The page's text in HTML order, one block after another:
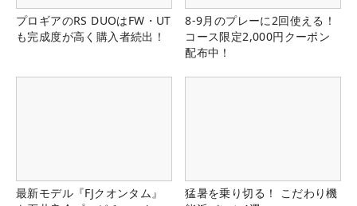
プロギアのRS DUOはFW・UT
も完成度が高く購入者続出！
8-9月のプレーに2回使える！
コース限定2,000円クーポン
配布中！
最新モデル『FJクオンタム』
猛暑を乗り切る！ こだわり機